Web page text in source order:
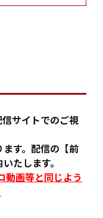
サイトでのご視
す。配信の【前
たします。
画等と同じよう